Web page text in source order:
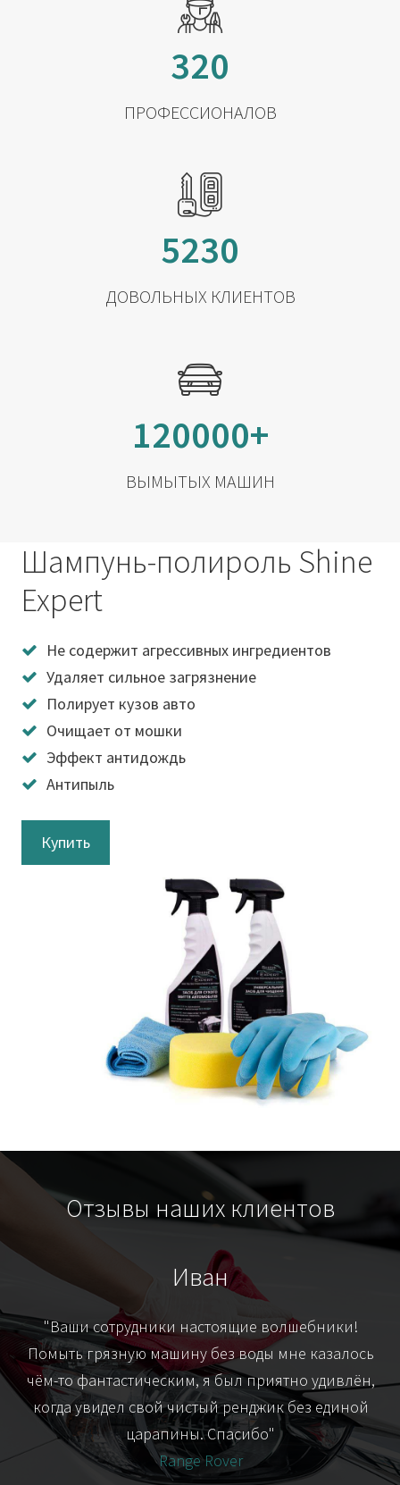
320
ПРОФЕССИОНАЛОВ
5230
ДОВОЛЬНЫХ КЛИЕНТОВ
120000+
ВЫМЫТЫХ МАШИН
Шампунь-полироль Shine
Expert
Не содержит агрессивных ингредиентов
Удаляет сильное загрязнение
Полирует кузов авто
Очищает от мошки
Эффект антидождь
Антипыль
Купить
Отзывы наших клиентов
Иван
"Ваши сотрудники настоящие волшебники!
Помыть грязную машину без воды мне казалось
чём-то фантастическим, я был приятно удивлён,
когда увидел свой чистый ренджик без единой
царапины. Спасибо"
Range Rover